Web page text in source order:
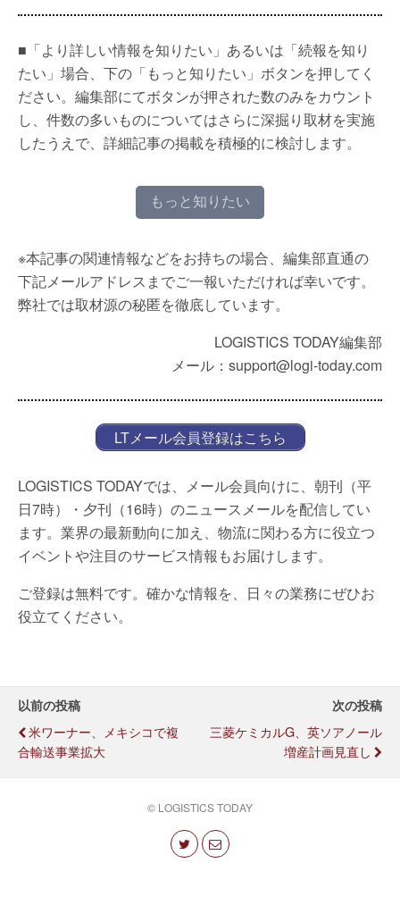
■「より詳しい情報を知りたい」あるいは「続報を知り
たい」場合、下の「もっと知りたい」ボタンを押してく
ださい。編集部にてボタンが押された数のみをカウント
し、件数の多いものについてはさらに深掘り取材を実施
したうえで、詳細記事の掲載を積極的に検討します。
もっと知りたい
※本記事の関連情報などをお持ちの場合、編集部直通の
下記メールアドレスまでご一報いただければ幸いです。
弊社では取材源の秘匿を徹底しています。
LOGISTICS TODAY編集部
メール：support@logi-today.com
LTメール会員登録はこちら
LOGISTICS TODAYでは、メール会員向けに、朝刊（平
日7時）・夕刊（16時）のニュースメールを配信してい
ます。業界の最新動向に加え、物流に関わる方に役立つ
イベントや注目のサービス情報もお届けします。
ご登録は無料です。確かな情報を、日々の業務にぜひお
役立てください。
以前の投稿
米ワーナー、メキシコで複
合輸送事業拡大
次の投稿
三菱ケミカルG、英ソアノール
増産計画見直し
© LOGISTICS TODAY